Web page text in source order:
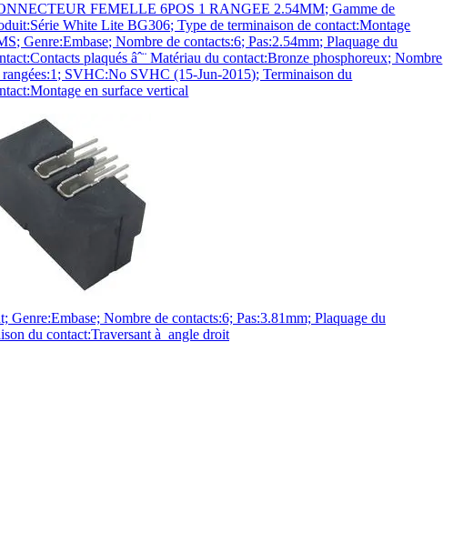
FEMELLE 6POS 1 RANGEE 2.54MM; Gamme de
White Lite BG306; Type de terminaison de contact:Montage
Genre:Embase; Nombre de contacts:6; Pas:2.54mm; Plaquage du
plaqués âˆ¨ Matériau du contact:Bronze phosphoreux; Nombre
rangées:1; SVHC:No SVHC (15-Jun-2015); Terminaison du
en surface vertical
Nombre de contacts:6; Pas:3.81mm; Plaquage du
du contact:Traversant à angle droit